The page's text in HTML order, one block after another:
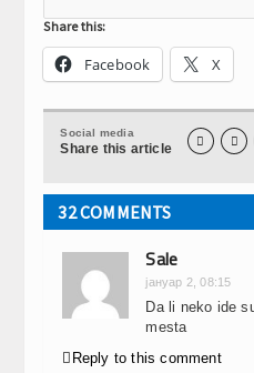
Share this:
Facebook X
Social media
Share this article  
32 COMMENTS
Sale
јануар 2, 08:15
Da li neko ide
mesta
 Reply to this comment